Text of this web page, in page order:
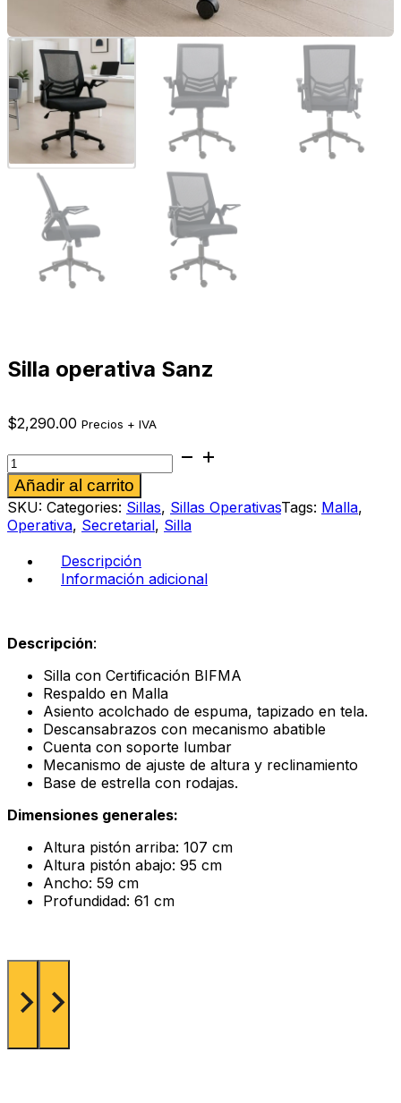
Silla operativa Sanz
$2,290.00 Precios + IVA
Silla
operativa
Sanz
cantidad
Añadir al carrito
SKU: Categories: Sillas, Sillas OperativasTags: Malla,
Operativa, Secretarial, Silla
Descripción
Información adicional
Descripción:
Silla con Certificación BIFMA
Respaldo en Malla
Asiento acolchado de espuma, tapizado en tela.
Descansabrazos con mecanismo abatible
Cuenta con soporte lumbar
Mecanismo de ajuste de altura y reclinamiento
Base de estrella con rodajas.
Dimensiones generales:
Altura pistón arriba: 107 cm
Altura pistón abajo: 95 cm
Ancho: 59 cm
Profundidad: 61 cm